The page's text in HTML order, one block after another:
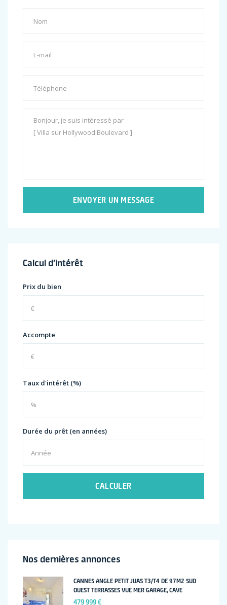
ENVOYER UN MESSAGE
Calcul d’intérêt
Prix du bien
Accompte
Taux d'intérêt (%)
Durée du prêt (en années)
CALCULER
Nos dernières annonces
CANNES ANGLE PETIT JUAS T3/T4 DE 97M2 SUD
OUEST TERRASSES VUE MER GARAGE, CAVE
479 999 €